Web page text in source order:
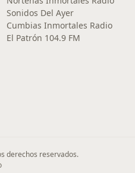
Sonidos Del Ayer
Cumbias Inmortales Radio
El Patrón 104.9 FM
derechos reservados.